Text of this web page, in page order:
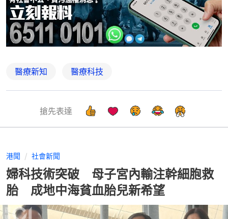
醫療新知 醫療科技
搶先表達
港聞 社會新聞
婦科技術突破 母子宮內輸注幹細胞救
胎 成地中海貧血胎兒新希望